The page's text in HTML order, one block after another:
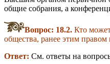
общие собрания, а
Вопрос: 18.2. Кто
общества, ранее этим правом
Ответ: См. ответы на